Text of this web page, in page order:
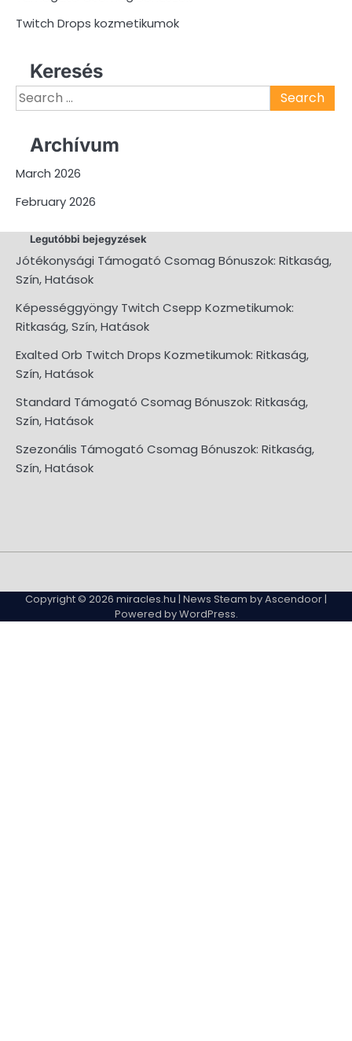
Twitch Drops kozmetikumok
Keresés
Search
for:
Archívum
March 2026
February 2026
Legutóbbi bejegyzések
Jótékonysági Támogató Csomag Bónuszok: Ritkaság,
Szín, Hatások
Képességgyöngy Twitch Csepp Kozmetikumok:
Ritkaság, Szín, Hatások
Exalted Orb Twitch Drops Kozmetikumok: Ritkaság,
Szín, Hatások
Standard Támogató Csomag Bónuszok: Ritkaság,
Szín, Hatások
Szezonális Támogató Csomag Bónuszok: Ritkaság,
Szín, Hatások
Us
Us
Policy
Policy
and
Conditions
Copyright © 2026 miracles.hu | News Steam byAscendoor|
Powered byWordPress.